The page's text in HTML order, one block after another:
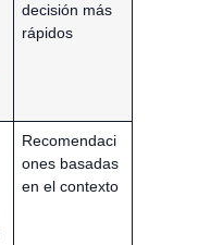
decisión más
rápidos
Recomendaci
ones basadas
en el contexto